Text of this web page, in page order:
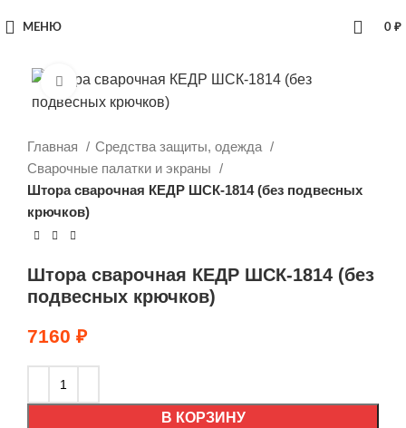
МЕНЮ 0 ₽
Увеличить
Главная
Средства защиты, одежда
Сварочные палатки и экраны
Штора сварочная КЕДР ШСК-1814 (без подвесных
крючков)
Штора сварочная КЕДР ШСК-1814 (без
подвесных крючков)
7160 ₽
В КОРЗИНУ